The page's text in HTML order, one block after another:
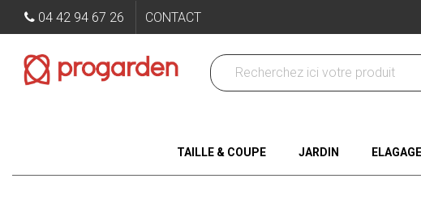
04 42 94 67 26 CONTACT
TAILLE & COUPE JARDIN ELAGAGE